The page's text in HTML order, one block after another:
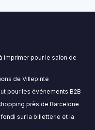
imprimer pour le salon de
de Villepinte
pour les événements B2B
près de Barcelone
sur la billetterie et la